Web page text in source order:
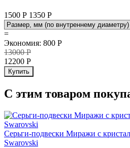
1500 Р 1350 Р
=
Экономия: 800 Р
13000Р
12200 Р
Купить
С этим товаром
Серьги-подвески Миражи с
Swarovski